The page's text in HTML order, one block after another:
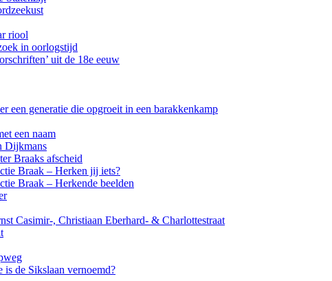
riool
in oorlogstijd
uit de 18e eeuw
een generatie die opgroeit in een barakkenkamp
een naam
Dijkmans
Braaks afscheid
Braak – Herken jij iets?
Braak – Herkende beelden
Casimir-, Christiaan Eberhard- & Charlottestraat
de Sikslaan vernoemd?